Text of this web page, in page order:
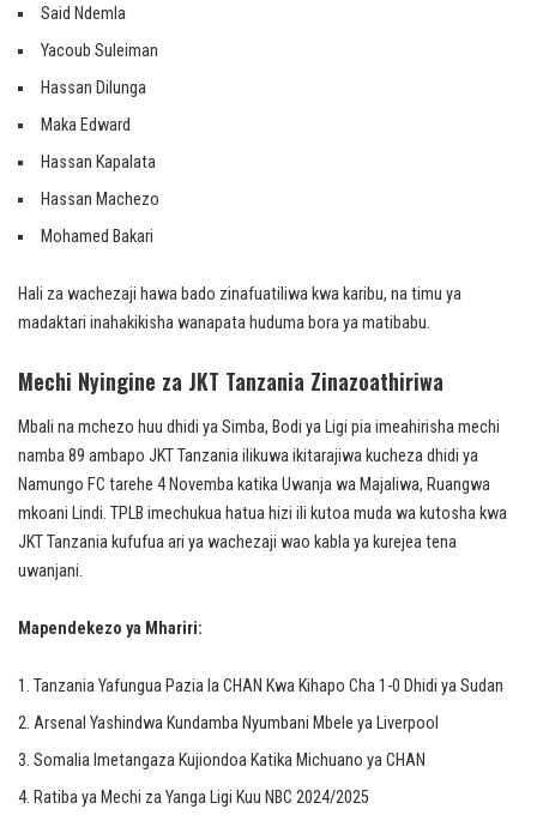
Said Ndemla
Yacoub Suleiman
Hassan Dilunga
Maka Edward
Hassan Kapalata
Hassan Machezo
Mohamed Bakari
Hali za wachezaji hawa bado zinafuatiliwa kwa karibu, na timu ya
madaktari inahakikisha wanapata huduma bora ya matibabu.
Mechi Nyingine za JKT Tanzania Zinazoathiriwa
Mbali na mchezo huu dhidi ya Simba, Bodi ya Ligi pia imeahirisha mechi
namba 89 ambapo JKT Tanzania ilikuwa ikitarajiwa kucheza dhidi ya
Namungo FC tarehe 4 Novemba katika Uwanja wa Majaliwa, Ruangwa
mkoani Lindi. TPLB imechukua hatua hizi ili kutoa muda wa kutosha kwa
JKT Tanzania kufufua ari ya wachezaji wao kabla ya kurejea tena
uwanjani.
Mapendekezo ya Mhariri:
Tanzania Yafungua Pazia la CHAN Kwa Kihapo Cha 1-0 Dhidi ya Sudan
Arsenal Yashindwa Kundamba Nyumbani Mbele ya Liverpool
Somalia Imetangaza Kujiondoa Katika Michuano ya CHAN
Ratiba ya Mechi za Yanga Ligi Kuu NBC 2024/2025